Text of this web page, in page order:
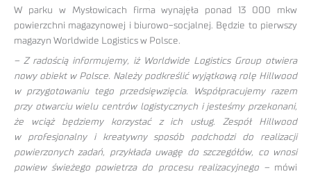
W parku w Mysłowicach firma wynajęła ponad 13 000 mkw
powierzchni magazynowej i biurowo-socjalnej. Będzie to pierwszy
magazyn Worldwide Logistics w Polsce.
– Z radością informujemy, iż Worldwide Logistics Group otwiera
nowy obiekt w Polsce. Należy podkreślić wyjątkową rolę Hillwood
w przygotowaniu tego przedsięwzięcia. Współpracujemy razem
przy otwarciu wielu centrów logistycznych i jesteśmy przekonani,
że wciąż będziemy korzystać z ich usług. Zespół Hillwood
w profesjonalny i kreatywny sposób podchodzi do realizacji
powierzonych zadań, przykłada uwagę do szczegółów, co wnosi
powiew świeżego powietrza do procesu realizacyjnego –mówi